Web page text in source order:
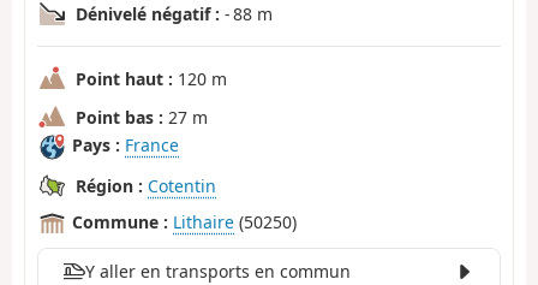
Dénivelé négatif : - 88 m
Point haut : 120 m
Point bas : 27 m
Pays : France
Région : Cotentin
Commune : Lithaire (50250)
Y aller en transports en commun